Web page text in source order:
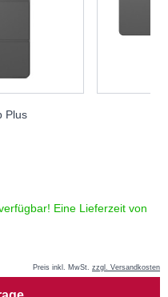
Plus
Eine Lieferzeit von
Preis inkl. MwSt. zzgl. Versandkosten